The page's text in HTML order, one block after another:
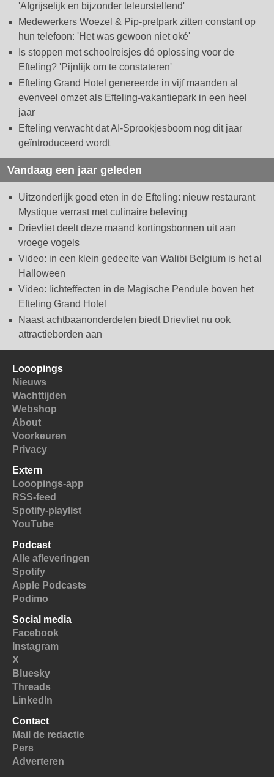
'Afgrijselijk en bijzonder teleurstellend'
Medewerkers Woezel & Pip-pretpark zitten constant op
hun telefoon: 'Het was gewoon niet oké'
Is stoppen met schoolreisjes dé oplossing voor de
Efteling? 'Pijnlijk om te constateren'
Efteling Grand Hotel genereerde in vijf maanden al
evenveel omzet als Efteling-vakantiepark in een heel
jaar
Efteling verwacht dat AI-Sprookjesboom nog dit jaar
geïntroduceerd wordt
Vandaag een jaar geleden
Uitzonderlijk goed eten in de Efteling: nieuw restaurant
Mystique verrast met culinaire beleving
Drievliet deelt deze maand kortingsbonnen uit aan
vroege vogels
Video: in een klein gedeelte van Walibi Belgium is het al
Halloween
Video: lichteffecten in de Magische Pendule boven het
Efteling Grand Hotel
Naast achtbaanonderdelen biedt Drievliet nu ook
attractieborden aan
Looopings
Nieuws
Wachttijden
Webshop
About
Voorkeuren
Privacy
Extern
Looopings-app
RSS-feed
Spotify-playlist
YouTube
Podcast
Alle afleveringen
Spotify
Apple Podcasts
Podimo
Social media
Facebook
Instagram
X
Bluesky
Threads
LinkedIn
Contact
Mail de redactie
Pers
Adverteren